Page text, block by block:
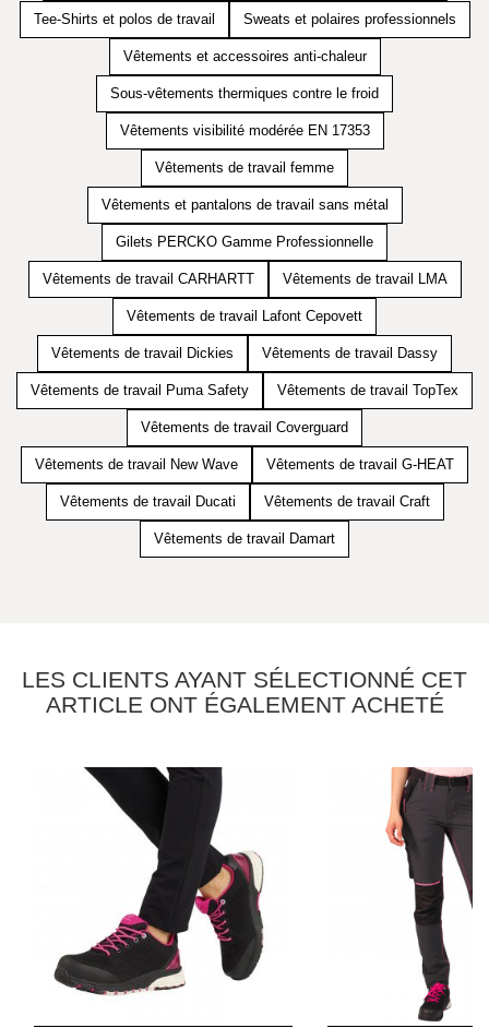
Tee-Shirts et polos de travail Sweats et polaires professionnels
Vêtements et accessoires anti-chaleur
Sous-vêtements thermiques contre le froid
Vêtements visibilité modérée EN 17353
Vêtements de travail femme
Vêtements et pantalons de travail sans métal
Gilets PERCKO Gamme Professionnelle
Vêtements de travail CARHARTT Vêtements de travail LMA
Vêtements de travail Lafont Cepovett
Vêtements de travail Dickies Vêtements de travail Dassy
Vêtements de travail Puma Safety Vêtements de travail TopTex
Vêtements de travail Coverguard
Vêtements de travail New Wave Vêtements de travail G-HEAT
Vêtements de travail Ducati Vêtements de travail Craft
Vêtements de travail Damart
LES CLIENTS AYANT SÉLECTIONNÉ CET
ARTICLE ONT ÉGALEMENT ACHETÉ